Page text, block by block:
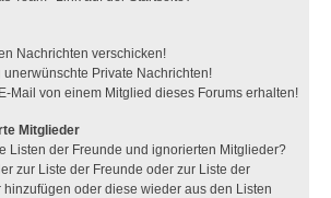
Nachrichten verschicken!
unerwünschte Private Nachrichten!
Mail von einem Mitglied dieses Forums erhalten!
Mitglieder
Listen der Freunde und ignorierten Mitglieder?
zur Liste der Freunde oder zur Liste der
oder diese wieder aus den Listen